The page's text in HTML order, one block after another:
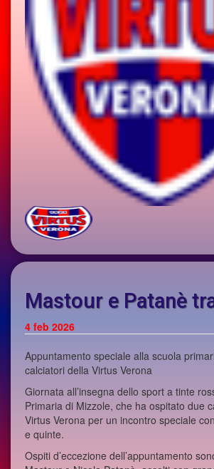
Mastour e Patanè
4 feb 2026
Appuntamento speciale alla scuola
calciatori della Virtus Verona
Giornata all’insegna dello sport a tinte
Primaria di Mizzole, che ha ospitato due
Virtus Verona per un incontro speciale
e quinte.
Ospiti d’eccezione dell’appuntamento